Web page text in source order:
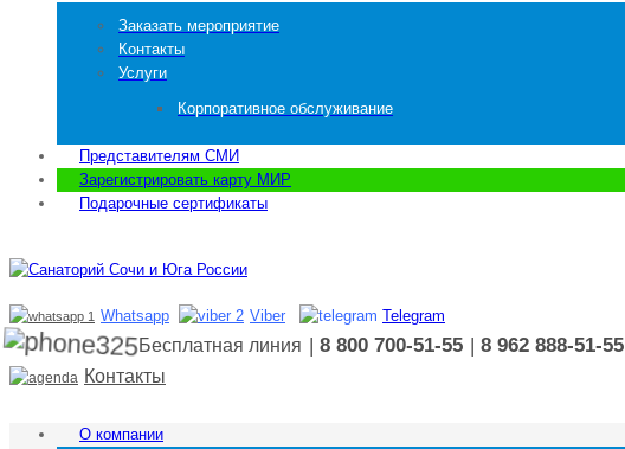
Заказать мероприятие
Контакты
Услуги
Корпоративное обслуживание
Представителям СМИ
Зарегистрировать карту МИР
Подарочные сертификаты
Whatsapp Viber Telegram
Бесплатная линия | 8 800 700-51-55 | 8 962 888-51-55
Контакты
О компании